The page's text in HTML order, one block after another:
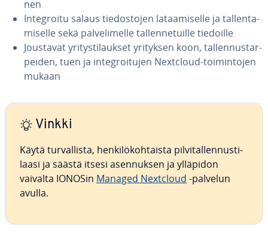
nen
In­tegroi­tu salaus tie­dos­to­jen la­taa­mi­sel­le ja tal­len­ta­
mi­sel­le sekä pal­ve­li­mel­le tal­len­ne­tuil­le tiedoille
Joustavat yri­tys­ti­lauk­set yrityksen koon, tal­len­nus­tar­
pei­den, tuen ja in­tegroi­tu­jen Nextcloud-toi­min­to­jen
mukaan
Vinkki
Käytä tur­val­lis­ta, hen­ki­lö­koh­tais­ta pil­vi­tal­len­nus­ti­
laa­si ja säästä itsesi asen­nuk­sen ja ylläpidon
vaivalta IONOSin Managed Nextcloud -palvelun
avulla.